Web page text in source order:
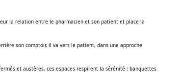
la relation entre le pharmacien et son patient et place la
son comptoir, il va vers le patient, dans une approche
et austères, ces espaces respirent la sérénité : banquettes